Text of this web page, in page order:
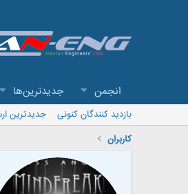
انجمن جدیدترین‌ها
بازدید کنندگان کنونی جدیدترین
کاربران